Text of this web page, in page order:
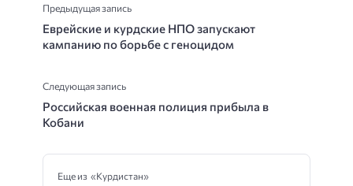
Предыдущая запись
Еврейские и курдские НПО запускают
кампанию по борьбе с геноцидом
Следующая запись
Российская военная полиция прибыла в
Кобани
Еще из «Курдистан»